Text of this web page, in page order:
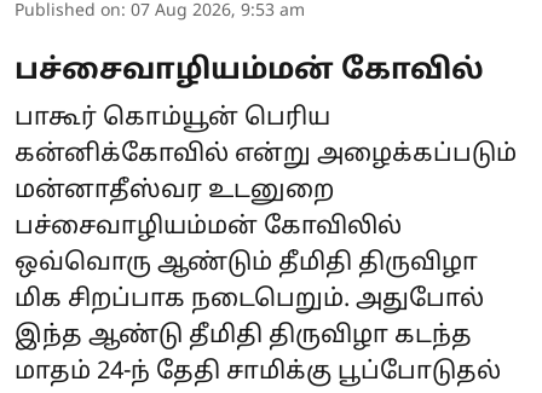
Published on: 07 Aug 2026, 9:53 am
பச்சைவாழியம்மன் கோவில்
பாகூர் கொம்யூன் பெரிய
கன்னிக்கோவில் என்று அழைக்கப்படும்
மன்னாதீஸ்வர உடனுறை
பச்சைவாழியம்மன் கோவிலில்
ஒவ்வொரு ஆண்டும் தீமிதி திருவிழா
மிக சிறப்பாக நடைபெறும். அதுபோல்
இந்த ஆண்டு தீமிதி திருவிழா கடந்த
மாதம் 24-ந் தேதி சாமிக்கு பூப்போடுதல்